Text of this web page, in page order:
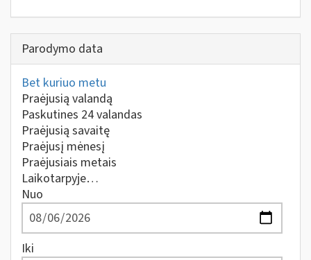
Parodymo data
Bet kuriuo metu
Praėjusią valandą
Paskutines 24 valandas
Praėjusią savaitę
Praėjusį mėnesį
Praėjusiais metais
Laikotarpyje…
Nuo
Iki